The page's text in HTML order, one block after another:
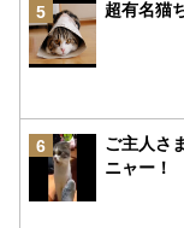
5 超有名猫
6
ご主人さ
ニャー！